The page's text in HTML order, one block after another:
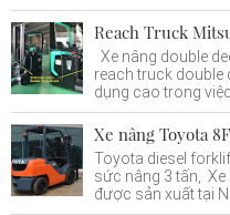
Reach Truck
Xe nâng double
reach truck double
dụng cao trong việc
Xe nâng Toyota
Toyota diesel
sức nâng 3 tấn, Xe
được sản xuất tại